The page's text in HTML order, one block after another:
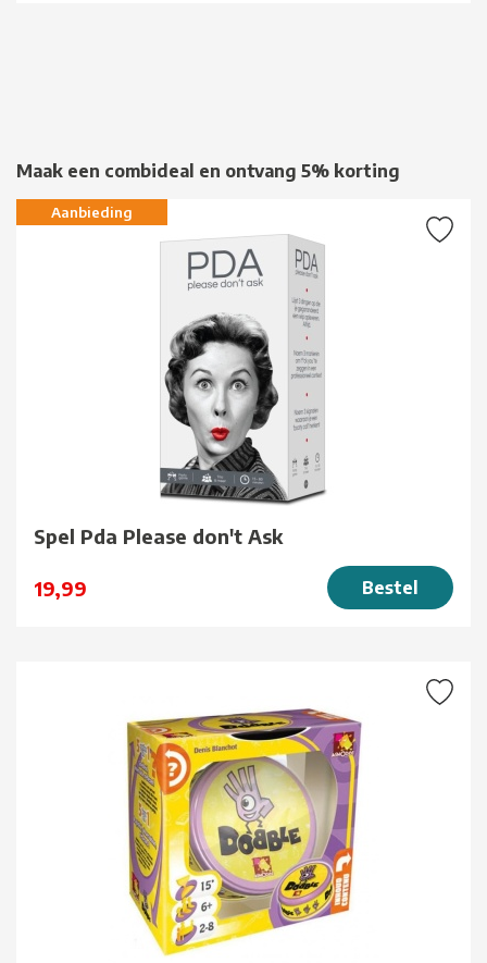
Maak een combideal en ontvang 5% korting
Aanbieding
Spel Pda Please don't Ask
19,99 Bestel